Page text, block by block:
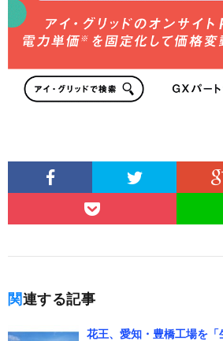
関連する記事
花王、愛知・豊橋工場を